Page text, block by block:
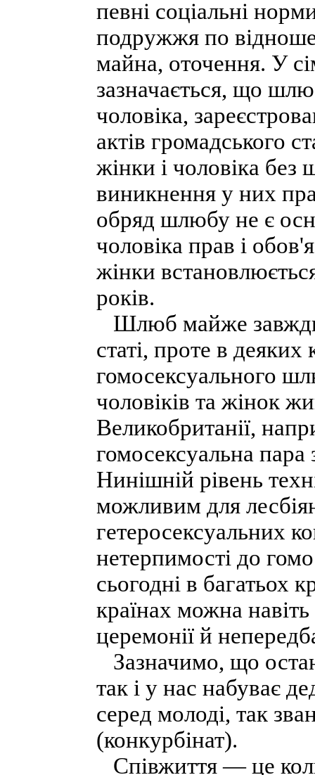
певні соціальні
подружжя по
майна, оточення. У
зазначається, що
чоловіка,
актів громадського
жінки і чоловіка
виникнення у них
обряд шлюбу не є
чоловіка прав і
жінки
років.
Шлюб майже завжди
статі, проте в
гомосексуального
чоловіків та жінок
Великобританії,
гомосексуальна пара
Нинішній рівень
можливим для
гетеросексуальних
нетерпимості до
сьогодні в
країнах можна
церемонії й
Зазначимо, що
так і у нас набуває
серед молоді, так
(конкурбінат).
Співжиття — це